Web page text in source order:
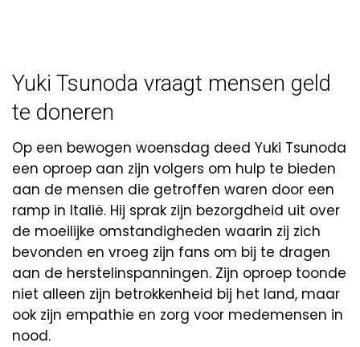
Yuki Tsunoda vraagt mensen geld
te doneren
Op een bewogen woensdag deed Yuki Tsunoda
een oproep aan zijn volgers om hulp te bieden
aan de mensen die getroffen waren door een
ramp in Italië. Hij sprak zijn bezorgdheid uit over
de moeilijke omstandigheden waarin zij zich
bevonden en vroeg zijn fans om bij te dragen
aan de herstelinspanningen. Zijn oproep toonde
niet alleen zijn betrokkenheid bij het land, maar
ook zijn empathie en zorg voor medemensen in
nood.